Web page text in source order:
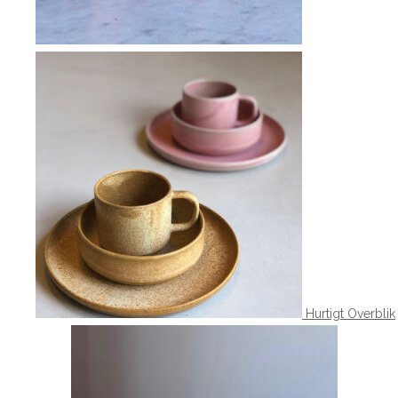
Hurtigt Overblik